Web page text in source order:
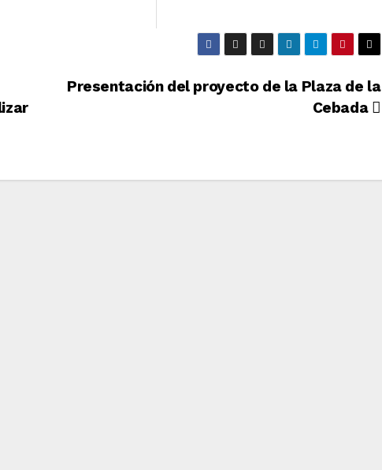
Presentación del proyecto de la Plaza de la
Cebada